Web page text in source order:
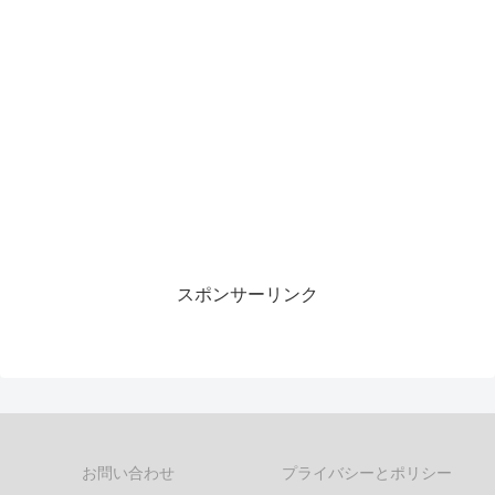
スポンサーリンク
お問い合わせ プライバシーとポリシー